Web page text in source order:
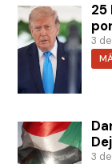
25
3
3